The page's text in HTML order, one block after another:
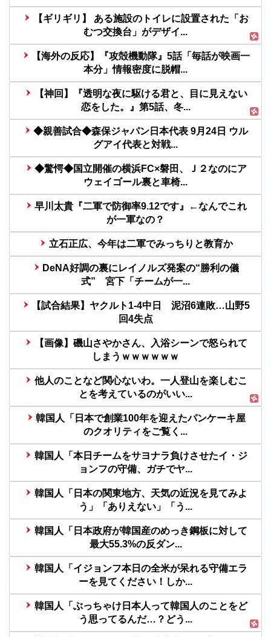
【ギリギリ】 ある施設のトイレに設置された「お
むつ交換台」がデザイ...
【海外の反応】『攻殻機動隊』5話「毎話が映画一
本分」情報密度に脱帽...
【神回】『透明な夜に駆ける君と、目に見えない
恋をした。』第5話、冬...
◆親善試合◆森保ジャパン日本代表 9月24日 ウル
グアイ代表と対戦...
◆驚愕◆国立開催の横浜FC×磐田、Ｊ２なのにア
ウェイゴール裏と車椅...
早川太貴『二軍で防御率9.12です』←なんでこれ
が一軍なの？
立石正広、今年は二軍でみっちりと教育か
DeNA好調の裏にレイノルズ発案の“勝利の儀
式” 宮下「チームが一...
【試合結果】ヤクルト1-4中日 泥沼6連敗…山野5
回4失点
【画像】磯山さやかさん、入浴シーンで怒られて
しまうｗｗｗｗｗｗ
他人のことなど関心ないわ。一人登山を楽しむこ
とを考えているのがいい...
韓国人「日本で創業100年を迎えたパンケーキ屋
のクオリティをご覧く...
韓国人「本日チームをサヨナラ負けさせたイ・ジ
ョンフの守備、ガチでヤ...
韓国人「日本の関東地方、天気の近況を見てみよ
う」「ありえない」「う...
韓国人「日本政府が韓国産のめっき鋼板に対して
最大55.3%の反ダン...
韓国人「イジョンフ本日の全米が呆れる守備エラ
ーを見てください！しか...
韓国人「ぶっちゃけ日本人って韓国人のことをど
う思ってるんだ…？どう...